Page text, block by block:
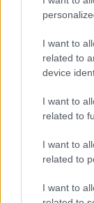
I want to
related to
device
I want to
related to
I want to
related to
I want to
Le